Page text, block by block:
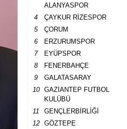
ALANYASPOR
4 ÇAYKUR RİZESPOR
5
ÇORUM
6
ERZURUMSPOR
7
EYÜPSPOR
8
FENERBAHÇE
9
GALATASARAY
10
GAZİANTEP FUTBOL
KULÜBÜ
11 GENÇLERBİRLİĞİ
12
GÖZTEPE